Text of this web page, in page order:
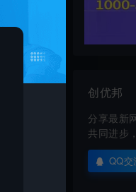
创优邦
分享最新
共同进步
QQ交